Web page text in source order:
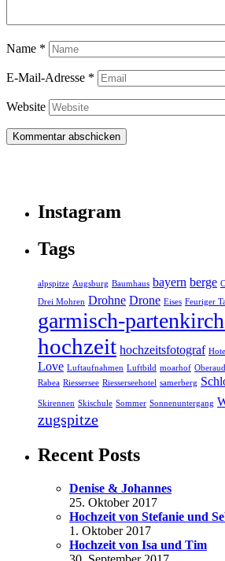
Name *
E-Mail-Adresse *
Website
Instagram
Tags
alpspitze Augsburg Baumhaus bayern berge
Drei Mohren Drohne Drone Eises Feuriger
garmisch-
hochzeit hochzeitsfotograf
Love Luftaufnahmen Luftbild moarhof
Rabea Riessersee Riesserseehotel samerberg
Skirennen Skischule Sommer Sonnenuntergang
zugspitze
Recent Posts
Denise & Johannes
25. Oktober 2017
Hochzeit von Stefanie und
1. Oktober 2017
Hochzeit von Isa und Tim